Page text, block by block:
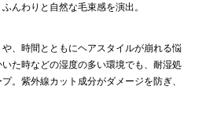
んわりと自然な毛束感を演出。
、時間とともにヘアスタイルが崩れる悩
た時などの湿度の多い環境でも、耐湿処
。紫外線カット成分がダメージを防ぎ、